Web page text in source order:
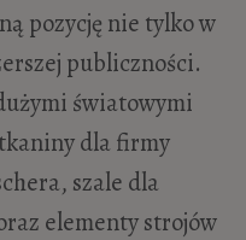
pozycję nie tylko w
publiczności.
światowymi
dla firmy
szale dla
elementy strojów